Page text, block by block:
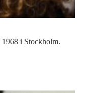
1968 i Stockholm.